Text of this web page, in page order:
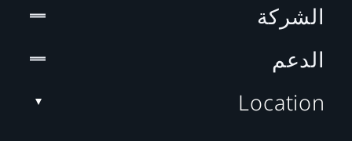
الشركة
الدعم
Location